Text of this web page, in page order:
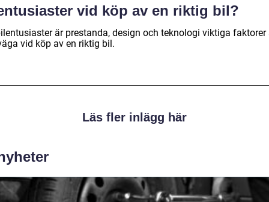
vid köp av en riktig bil?
är prestanda, design och teknologi viktiga faktorer
vid köp av en riktig bil.
Läs fler inlägg här